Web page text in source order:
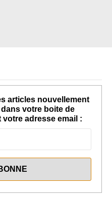
articles nouvellement
votre boite de
adresse email :